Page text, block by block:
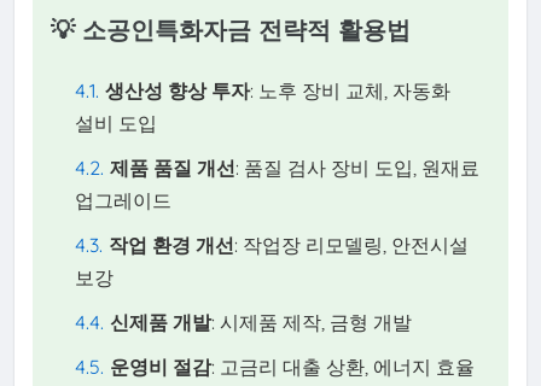
💡 소공인특화자금 전략적 활용법
생산성 향상 투자: 노후 장비 교체, 자동화
설비 도입
제품 품질 개선: 품질 검사 장비 도입, 원재료
업그레이드
작업 환경 개선: 작업장 리모델링, 안전시설
보강
신제품 개발: 시제품 제작, 금형 개발
운영비 절감: 고금리 대출 상환, 에너지 효율